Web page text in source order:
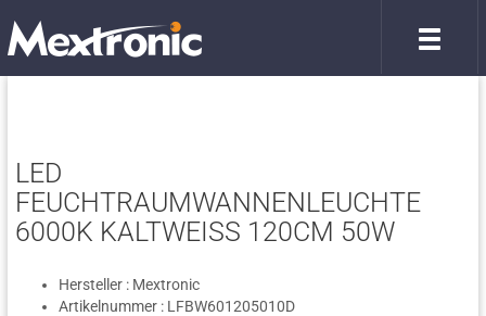
LED
FEUCHTRAUMWANNENLEUCHTE
6000K KALTWEISS 120CM 50W
Hersteller : Mextronic
Artikelnummer : LFBW601205010D